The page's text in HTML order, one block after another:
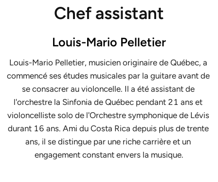
Chef assistant
Louis-Mario Pelletier
Louis-Mario Pelletier, musicien originaire de Québec, a
commencé ses études musicales par la guitare avant de
se consacrer au violoncelle. Il a été assistant de
l'orchestre la Sinfonia de Québec pendant 21 ans et
violoncelliste solo de l'Orchestre symphonique de Lévis
durant 16 ans. Ami du Costa Rica depuis plus de trente
ans, il se distingue par une riche carrière et un
engagement constant envers la musique.